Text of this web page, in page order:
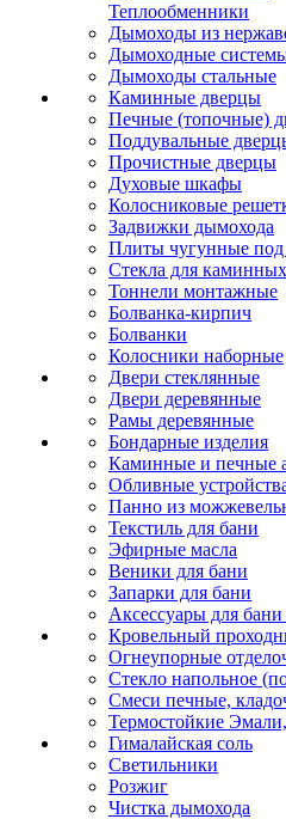
Теплообменники
Дымоходы из
Дымоходные
Дымоходы стальные
Каминные дверцы
Печные (топочные)
Поддувальные
Прочистные дверцы
Духовые шкафы
Колосниковые
Задвижки дымохода
Плиты чугунные под
Стекла для
Тоннели монтажные
Болванка-кирпич
Болванки
Колосники наборные
Двери стеклянные
Двери деревянные
Рамы деревянные
Бондарные изделия
Каминные и печные
Обливные
Панно из
Текстиль для бани
Эфирные масла
Веники для бани
Запарки для бани
Аксессуары для
Кровельный
Огнеупорные
Стекло напольное
Смеси печные,
Термостойкие
Гималайская соль
Светильники
Розжиг
Чистка дымохода